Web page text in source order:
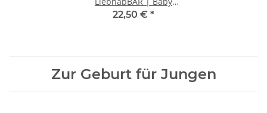
Plüschtier 3 in 1 | blau
22,50 € *
Zur Geburt für Jungen